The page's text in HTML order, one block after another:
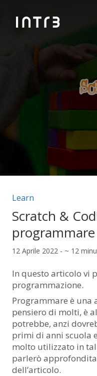
Categorie articolo:
Learn
Scratch &
12 Aprile 2022 - ~ 12
In questo articolo vi
programmazione.
Programmare è una
pensiero di molti, è
potrebbe, anzi
primi di anni scuola
molto utilizzato in tal
parlerò
dell’articolo.